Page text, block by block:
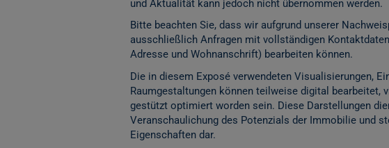
und Aktualität kann jedoch nicht übernommen werden.
Bitte beachten Sie, dass wir aufgrund unserer
ausschließlich Anfragen mit vollständigen
Adresse und Wohnanschrift) bearbeiten können.
Die in diesem Exposé verwendeten Visualisierungen,
Raumgestaltungen können teilweise digital bearbeitet,
gestützt optimiert worden sein. Diese Darstellungen
Veranschaulichung des Potenzials der Immobilie und
Eigenschaften dar.